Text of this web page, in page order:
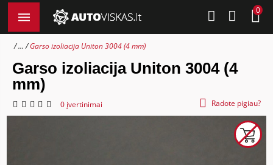
0
... Garso izoliacija Uniton 3004 (4 mm)
Garso izoliacija Uniton 3004 (4
mm)
0 įvertinimai Radote pigiau?